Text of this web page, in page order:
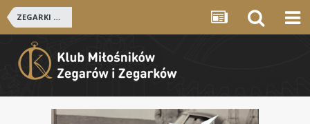
ZEGARKI ROSYJSKIE I RADZIECKIE